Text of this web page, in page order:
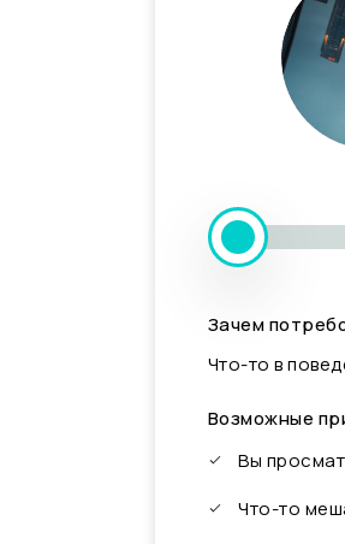
Зачем
Что-то в
Возможные
Вы
Что-то